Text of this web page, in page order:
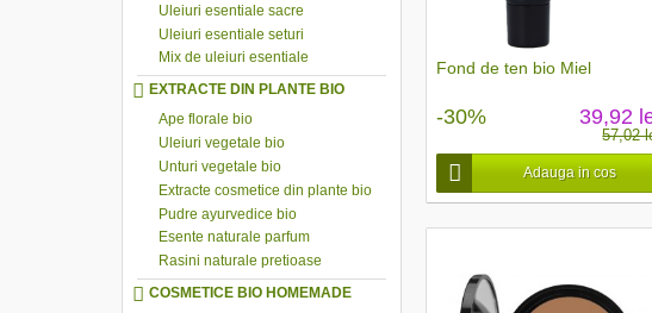
Uleiuri esentiale sacre
Uleiuri esentiale seturi
Mix de uleiuri esentiale
EXTRACTE DIN PLANTE BIO
Ape florale bio
Uleiuri vegetale bio
Unturi vegetale bio
Extracte cosmetice din plante bio
Pudre ayurvedice bio
Esente naturale parfum
Rasini naturale pretioase
COSMETICE BIO HOMEMADE
Fond de ten bio Miel
-30% 39,92
57,02
Adauga in cos